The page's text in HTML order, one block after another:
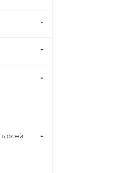
осей